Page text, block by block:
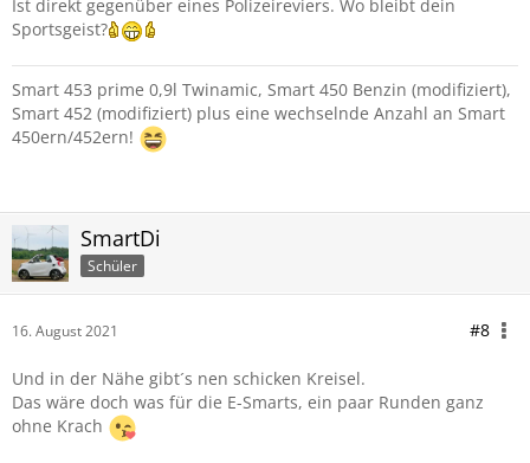
Ist direkt gegenüber eines Polizeireviers. Wo bleibt dein
Sportsgeist?
Smart 453 prime 0,9l Twinamic, Smart 450 Benzin (modifiziert),
Smart 452 (modifiziert) plus eine wechselnde Anzahl an Smart
450ern/452ern!
SmartDi
Schüler
16. August 2021 #8
Und in der Nähe gibt´s nen schicken Kreisel.
Das wäre doch was für die E-Smarts, ein paar Runden ganz
ohne Krach